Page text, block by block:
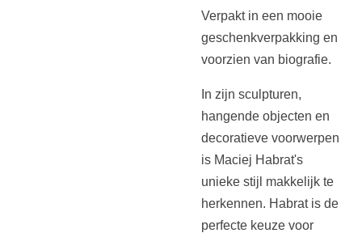
Verpakt in een mooie
geschenkverpakking en
voorzien van biografie.
In zijn sculpturen,
hangende objecten en
decoratieve voorwerpen
is Maciej Habrat's
unieke stijl makkelijk te
herkennen. Habrat is de
perfecte keuze voor